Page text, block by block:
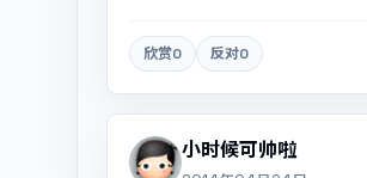
欣赏0 反对0
小时候可帅啦